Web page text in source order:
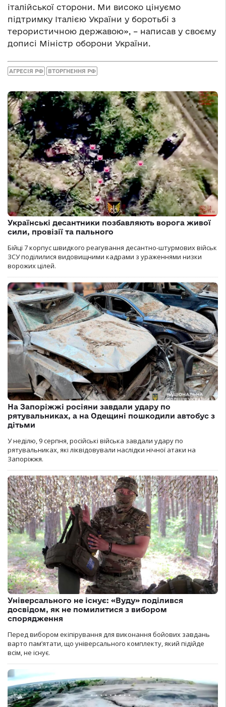
італійської сторони. Ми високо цінуємо
підтримку Італією України у боротьбі з
терористичною державою», – написав у своєму
дописі Міністр оборони України.
АГРЕСІЯ РФ ВТОРГНЕННЯ РФ
Українські десантники позбавляють ворога живої
сили, провізії та пального
Бійці 7 корпус швидкого реагування десантно-штурмових військ
ЗСУ поділилися видовищними кадрами з ураженнями низки
ворожих цілей.
На Запоріжжі росіяни завдали удару по
рятувальниках, а на Одещині пошкодили автобус з
дітьми
У неділю, 9 серпня, російські війська завдали удару по
рятувальниках, які ліквідовували наслідки нічної атаки на
Запоріжжя.
Універсального не існує: «Вуду» поділився
досвідом, як не помилитися з вибором
спорядження
Перед вибором екіпірування для виконання бойових завдань
варто пам’ятати, що універсального комплекту, який підійде
всім, не існує.